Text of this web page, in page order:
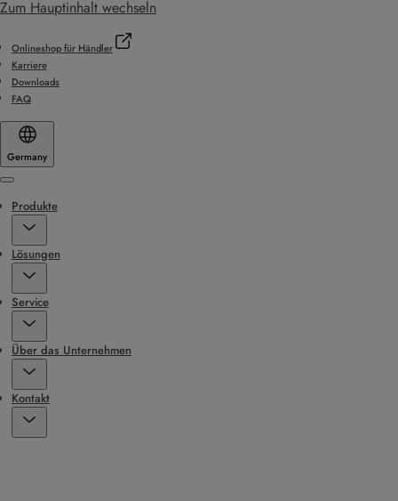
Zum Hauptinhalt wechseln
Onlineshop für Händler
Karriere
Downloads
FAQ
Germany
Menu
Produkte
Lösungen
Service
Über das Unternehmen
Kontakt